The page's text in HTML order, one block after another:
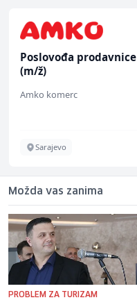
Poslovođa prodavnice
(m/ž)
Amko komerc
Sarajevo
Možda vas zanima
PROBLEM ZA TURIZAM